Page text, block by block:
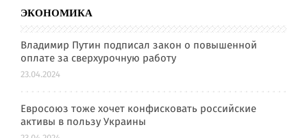
ЭКОНОМИКА
Владимир Путин подписал закон о повышенной
оплате за сверхурочную работу
23.04.2024
Евросоюз тоже хочет конфисковать российские
активы в пользу Украины